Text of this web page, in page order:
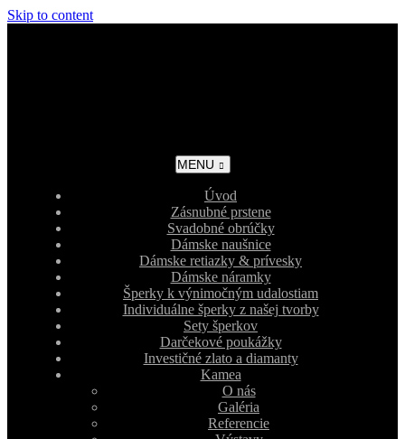
Skip to content
MENU
Úvod
Zásnubné prstene
Svadobné obrúčky
Dámske naušnice
Dámske retiazky & prívesky
Dámske náramky
Šperky k výnimočným udalostiam
Individuálne šperky z našej tvorby
Sety šperkov
Darčekové poukážky
Investičné zlato a diamanty
Kamea
O nás
Galéria
Referencie